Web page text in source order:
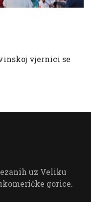
vjernici se
uz Veliku
gorice.